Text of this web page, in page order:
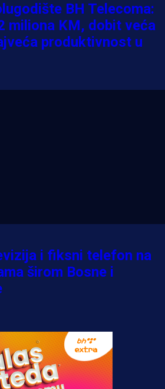
BH Telecoma:
miliona KM, dobit veća
produktivnost u
i fiksni telefon na
širom Bosne i